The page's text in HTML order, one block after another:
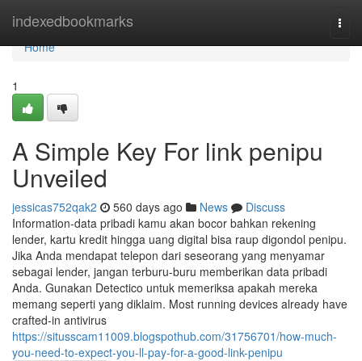
indexedbookmarks
Home
Home
1
A Simple Key For link penipu
Unveiled
jessicas752qak2 560 days ago News
Discuss
Information-data pribadi kamu akan bocor bahkan rekening
lender, kartu kredit hingga uang digital bisa raup digondol penipu.
Jika Anda mendapat telepon dari seseorang yang menyamar
sebagai lender, jangan terburu-buru memberikan data pribadi
Anda. Gunakan Detectico untuk memeriksa apakah mereka
memang seperti yang diklaim. Most running devices already have
crafted-in antivirus
https://situsscam11009.blogspothub.com/31756701/how-much-
you-need-to-expect-you-ll-pay-for-a-good-link-penipu